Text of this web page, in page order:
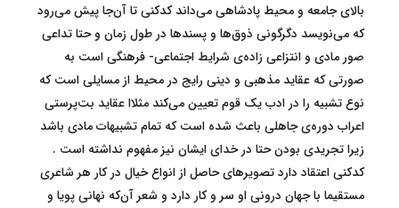
بالای جامعه و محیط پادشاهی می‌داند کدکنی تا آن‌جا پیش می‌رود
که می‌نویسد دگرگونی ذوق‌ها و پسندها در طول زمان و حتا تداعی
صور مادی و انتزاعی زاده‌ی شرایط اجتماعی- فرهنگی است به
صورتی که عقاید مذهبی و دینی رایج در محیط از مسایلی است که
نوع تشبیه را در ادب یک قوم تعیین می‌کند مثلاا عقاید بت‌پرستی
اعراب دوره‌ی جاهلی باعث شده است که تمام تشبیهات مادی باشد
زیرا تجریدی بودن حتا در خدای ایشان نیز مفهوم نداشته است .
کدکنی اعتقاد دارد تصویرهای حاصل از انواع خیال در کار هر شاعری
مستقیما با جهان درونی او سر و کار دارد و شعر آن‌که نهانی پویا و